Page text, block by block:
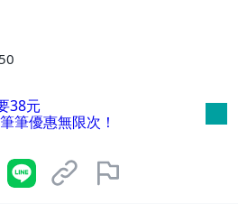
38元
筆優惠無限次！